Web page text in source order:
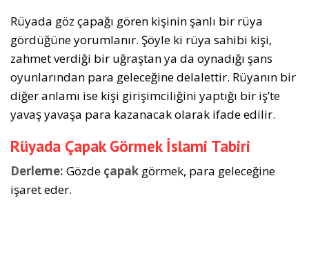
Rüyada göz çapağı gören kişinin şanlı bir rüya
gördüğüne yorumlanır. Şöyle ki rüya sahibi kişi,
zahmet verdiği bir uğraştan ya da oynadığı şans
oyunlarından para geleceğine delalettir. Rüyanın bir
diğer anlamı ise kişi girişimciliğini yaptığı bir iş’te
yavaş yavaşa para kazanacak olarak ifade edilir.
Rüyada Çapak Görmek İslami Tabiri
Derleme: Gözde çapak görmek, para geleceğine
işaret eder.